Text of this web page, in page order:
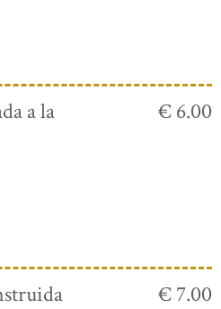
a la € 6.00
€ 7.00